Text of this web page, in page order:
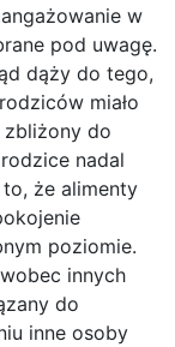
w
pod uwagę.
dąży do tego,
miało
do
nadal
że alimenty
poziomie.
innych
do
inne osoby